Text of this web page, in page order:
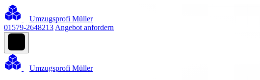
Umzugsprofi Müller
01579-2648213 Angebot anfordern
Umzugsprofi Müller